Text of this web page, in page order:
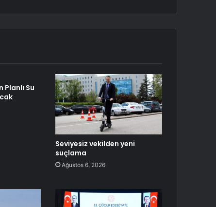
Planlı Su
Seviyesiz vekilden yeni
suçlama
Ağustos 6, 2026